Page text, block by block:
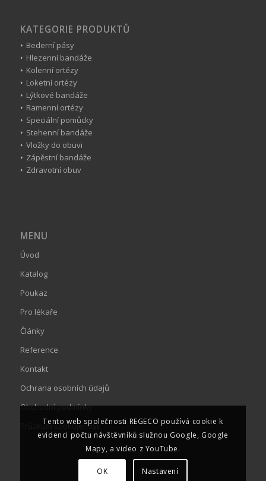
KATEGORIE PRODUKTŮ
Bederní pásy
Hlezenní bandáže
Kolenní ortézy
Loketní ortézy
Lýtkové bandáže
Ramenní ortézy
Speciální pomůcky
Stehenní bandáže
Vložky do obuvi
Zápěstní bandáže
Zdravotní obuv
MENU
Úvod
Katalog
Poukaz
Pro lékaře
Články
Reference
Kontakt
Ochrana osobních údajů
Obchodní podmínky
Průzkum spokojenosti
Tento web společnosti REGECO používá cookie k
evidenci počtu návštěvníků služnou Google, Google
Mapy, a video z YouTube.
OK Nastavení